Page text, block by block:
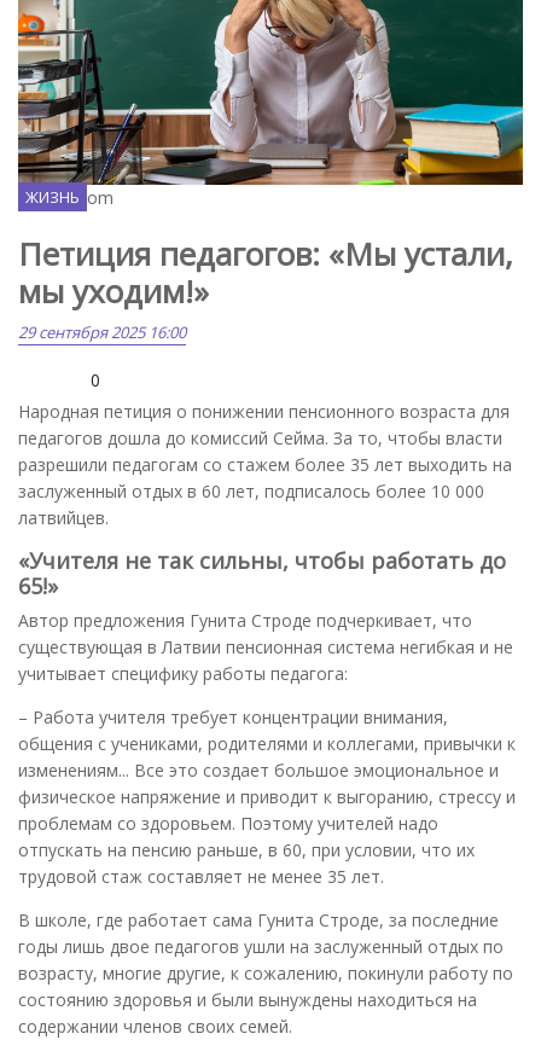
Freepik.com
ЖИЗНЬ
Петиция педагогов: «Мы устали,
мы уходим!»
29 сентября 2025 16:00
0
Народная петиция о понижении пенсионного возраста для
педагогов дошла до комиссий Сейма. За то, чтобы власти
разрешили педагогам со стажем более 35 лет выходить на
заслуженный отдых в 60 лет, подписалось более 10 000
латвийцев.
«Учителя не так сильны, чтобы работать до
65!»
Автор предложения Гунита Строде подчеркивает, что
существующая в Латвии пенсионная система негибкая и не
учитывает специфику работы педагога:
– Работа учителя требует концентрации внимания,
общения с учениками, родителями и коллегами, привычки к
изменениям... Все это создает большое эмоциональное и
физическое напряжение и приводит к выгоранию, стрессу и
проблемам со здоровьем. Поэтому учителей надо
отпускать на пенсию раньше, в 60, при условии, что их
трудовой стаж составляет не менее 35 лет.
В школе, где работает сама Гунита Строде, за последние
годы лишь двое педагогов ушли на заслуженный отдых по
возрасту, многие другие, к сожалению, покинули работу по
состоянию здоровья и были вынуждены находиться на
содержании членов своих семей.